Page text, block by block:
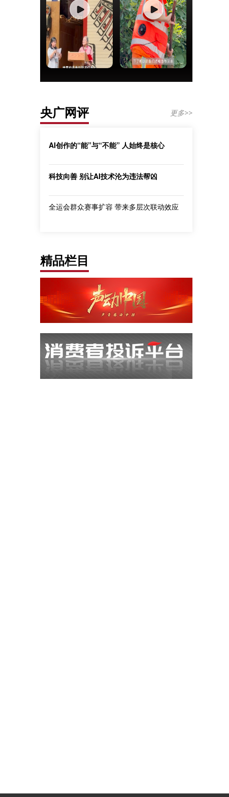
央广网评 更多>>
AI创作的“能”与“不能” 人始终是核心
科技向善 别让AI技术沦为违法帮凶
全运会群众赛事扩容 带来多层次联动效应
精品栏目